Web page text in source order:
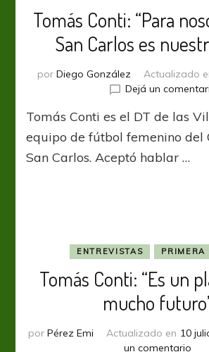
Tomás Conti: “Para
San Carlos es
por Diego González Actualizado
Dejá un
Tomás Conti es el DT de las
equipo de fútbol femenino del
San Carlos. Aceptó hablar …
ENTREVISTAS PRIMERA
Tomás Conti: “Es un
mucho
por Pérez Emi Actualizado en 10
un comentario